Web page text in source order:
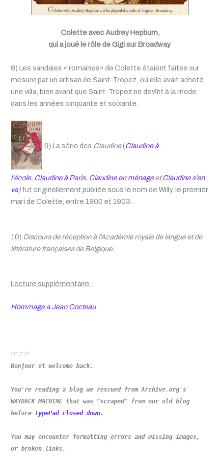
Colette avec Audrey Hepburn,
qui a joué le rôle de Gigi sur Broadway
8) Les sandales « romaines» de Colette étaient faites sur
mesure par un artisan de Saint-Tropez, où elle avait acheté
une villa, bien avant que Saint-Tropez ne devînt à la mode
dans les années cinquante et soixante.
9) La série des Claudine(Claudine à
l'école, Claudine à Paris, Claudine en ménageetClaudine s'en
va)fut originellement publiée sous le nom de Willy, le premier
mari de Colette, entre 1900 et 1903.
10) Discours de réception à l'Académie royale de langue et de
littérature françaises de Belgique.
Lecture supplémentaire :
Hommage a Jean Cocteau
☞☞☞
Bonjour et welcome back.
You're reading a blog we rescued from Archive.org's
WAYBACK MACHINE that was "scraped" from our old blog
before TypePad closed down.
You may encounter formatting errors and missing images,
or broken links.